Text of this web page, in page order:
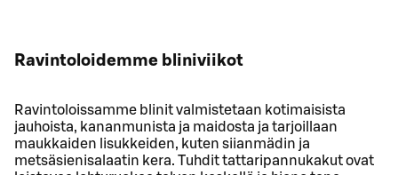
Ravintoloidemme bliniviikot
Ravintoloissamme blinit valmistetaan kotimaisista
jauhoista, kananmunista ja maidosta ja tarjoillaan
maukkaiden lisukkeiden, kuten siianmädin ja
metsäsienisalaatin kera. Tuhdit tattaripannukakut ovat